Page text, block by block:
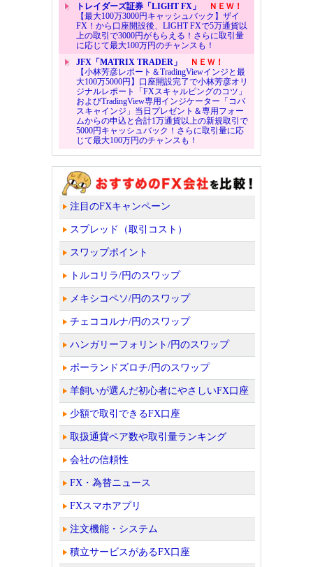
トレイダーズ証券「LIGHT FX」
ＮＥＷ！
【最大100万3000円キャッシュバック】ザイ
FX！から口座開設後、LIGHT FXで5万通貨以
上の取引で3000円がもらえる！さらに取引量
に応じて最大100万円のチャンスも！
JFX「MATRIX TRADER」
ＮＥＷ！
【小林芳彦レポート＆TradingViewインジと最
大100万5000円】口座開設完了で小林芳彦オリ
ジナルレポート「FXスキャルピングのコツ」
およびTradingView専用インジケーター「コバ
スキャインジ」当日プレゼント＆専用フォー
ムからの申込と合計1万通貨以上の新規取引で
5000円キャッシュバック！さらに取引量に応
じて最大100万円のチャンスも！
注目のFXキャンペーン
スプレッド（取引コスト）
スワップポイント
トルコリラ/円のスワップ
メキシコペソ/円のスワップ
チェココルナ/円のスワップ
ハンガリーフォリント/円のスワップ
ポーランドズロチ/円のスワップ
羊飼いが選んだ初心者にやさしいFX口座
少額で取引できるFX口座
取扱通貨ペア数や取引量ランキング
会社の信頼性
FX・為替ニュース
FXスマホアプリ
注文機能・システム
積立サービスがあるFX口座